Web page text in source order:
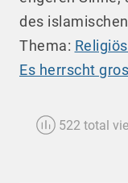
des
Thema:
Es herrscht
522 total